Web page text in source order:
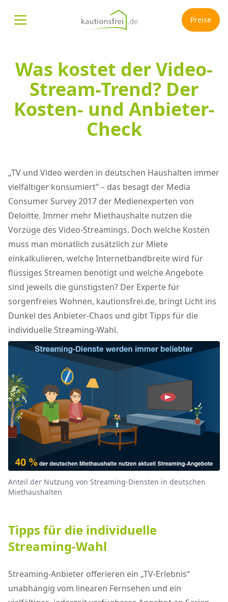
Menü öffnen Preise
Was kostet der Video-
Stream-Trend? Der
Kosten- und Anbieter-
Check
„TV und Video werden in deutschen Haushalten immer
vielfältiger konsumiert” – das besagt der Media
Consumer Survey 2017 der Medienexperten von
Deloitte. Immer mehr Miethaushalte nutzen die
Vorzüge des Video-Streamings. Doch welche Kosten
muss man monatlich zusätzlich zur Miete
einkalkulieren, welche Internetbandbreite wird für
flüssiges Streamen benötigt und welche Angebote
sind jeweils die günstigsten? Der Experte für
sorgenfreies Wohnen, kautionsfrei.de, bringt Licht ins
Dunkel des Anbieter-Chaos und gibt Tipps für die
individuelle Streaming-Wahl.
Anteil der Nutzung von Streaming-Diensten in deutschen
Miethaushalten
Tipps für die individuelle
Streaming-Wahl
Streaming-Anbieter offerieren ein „TV-Erlebnis“
unabhängig vom linearen Fernsehen und ein